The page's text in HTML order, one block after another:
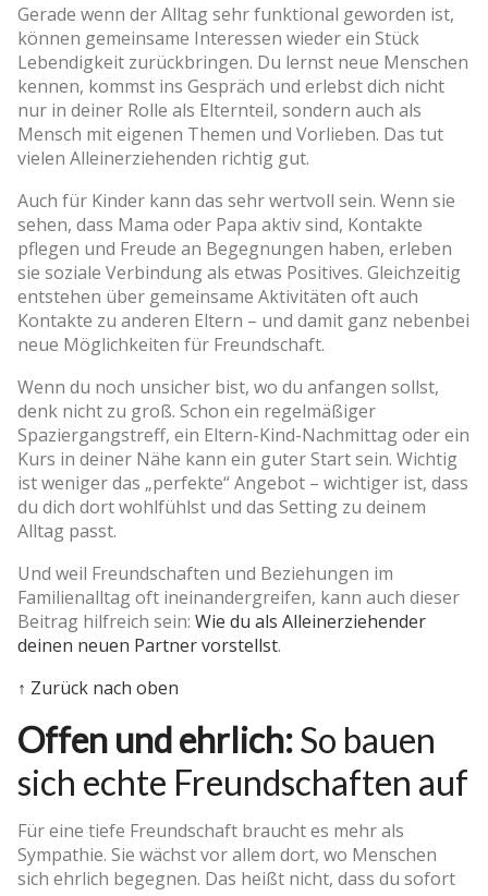
Gerade wenn der Alltag sehr funktional geworden ist,
können gemeinsame Interessen wieder ein Stück
Lebendigkeit zurückbringen. Du lernst neue Menschen
kennen, kommst ins Gespräch und erlebst dich nicht
nur in deiner Rolle als Elternteil, sondern auch als
Mensch mit eigenen Themen und Vorlieben. Das tut
vielen Alleinerziehenden richtig gut.
Auch für Kinder kann das sehr wertvoll sein. Wenn sie
sehen, dass Mama oder Papa aktiv sind, Kontakte
pflegen und Freude an Begegnungen haben, erleben
sie soziale Verbindung als etwas Positives. Gleichzeitig
entstehen über gemeinsame Aktivitäten oft auch
Kontakte zu anderen Eltern – und damit ganz nebenbei
neue Möglichkeiten für Freundschaft.
Wenn du noch unsicher bist, wo du anfangen sollst,
denk nicht zu groß. Schon ein regelmäßiger
Spaziergangstreff, ein Eltern-Kind-Nachmittag oder ein
Kurs in deiner Nähe kann ein guter Start sein. Wichtig
ist weniger das „perfekte“ Angebot – wichtiger ist, dass
du dich dort wohlfühlst und das Setting zu deinem
Alltag passt.
Und weil Freundschaften und Beziehungen im
Familienalltag oft ineinandergreifen, kann auch dieser
Beitrag hilfreich sein: Wie du als Alleinerziehender
deinen neuen Partner vorstellst.
↑ Zurück nach oben
Offen und ehrlich:So bauen
sich echte Freundschaften auf
Für eine tiefe Freundschaft braucht es mehr als
Sympathie. Sie wächst vor allem dort, wo Menschen
sich ehrlich begegnen. Das heißt nicht, dass du sofort